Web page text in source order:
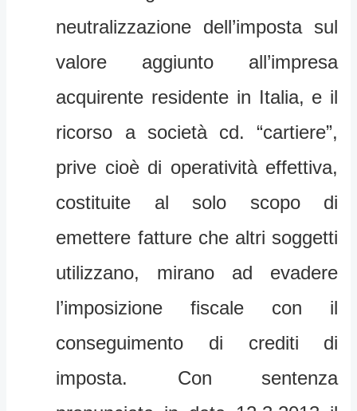
neutralizzazione dell’imposta sul
valore aggiunto all’impresa
acquirente residente in Italia, e il
ricorso a società cd. “cartiere”,
prive cioè di operatività effettiva,
costituite al solo scopo di
emettere fatture che altri soggetti
utilizzano, mirano ad evadere
l’imposizione fiscale con il
conseguimento di crediti di
imposta. Con sentenza